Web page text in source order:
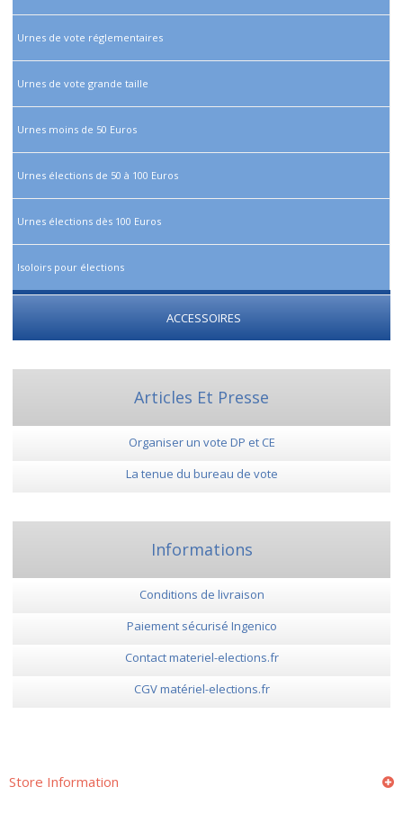
Urnes de vote réglementaires
Urnes de vote grande taille
Urnes moins de 50 Euros
Urnes élections de 50 à 100 Euros
Urnes élections dès 100 Euros
Isoloirs pour élections
ACCESSOIRES
Articles Et Presse
Organiser un vote DP et CE
La tenue du bureau de vote
Informations
Conditions de livraison
Paiement sécurisé Ingenico
Contact materiel-elections.fr
CGV matériel-elections.fr
Store Information